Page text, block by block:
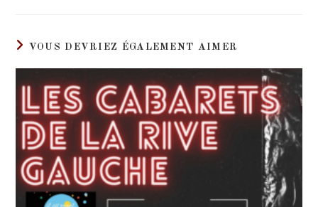
VOUS DEVRIEZ ÉGALEMENT AIMER